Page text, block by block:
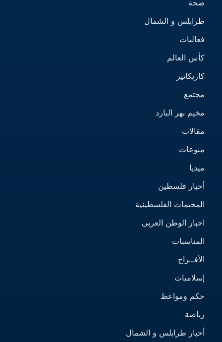
صحة
طرابلس و الشمال
فعاليات
كأس العالم
كاريكاتير
مجتمع
مخيم نهر البارد
مقالات
منوعات
ميديا
أخبار فلسطين
المخيمات الفلسطينية
اخبار الوطن العربي
المناسبات
الأفــراح
إسلاميات
حكم ومواعظ
رياضة
أخبار طرابلس و الشمال